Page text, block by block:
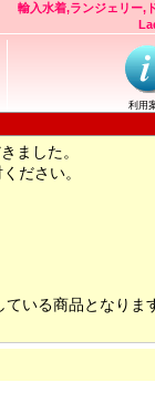
輸入水着,ランジェリー,
利用
ました。
ださい。
いる商品となりま